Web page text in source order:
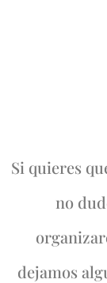
Si quieres
no
dejamos